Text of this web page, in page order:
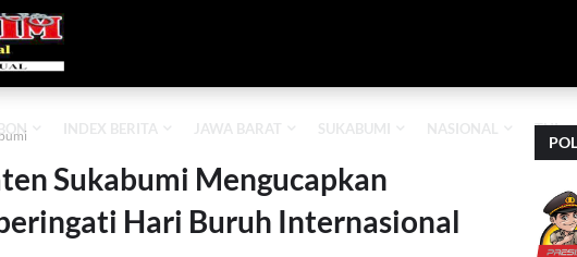
INDEX BERITA JAWA BARAT SUKABUMI NASIONAL TNI
Sukabumi Mengucapkan
Hari Buruh Internasional